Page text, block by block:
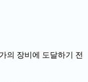
의 장비에 도달하기 전